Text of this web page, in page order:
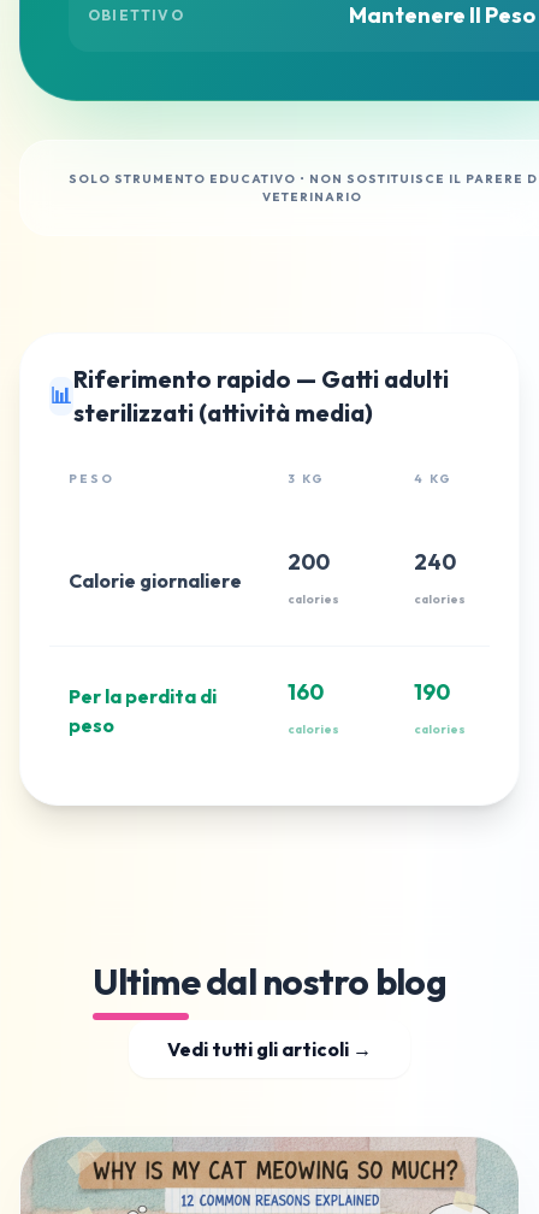
OBIETTIVO Mantenere Il Peso
SOLO STRUMENTO EDUCATIVO • NON SOSTITUISCE IL PARERE
VETERINARIO
📊
Riferimento rapido — Gatti adulti
sterilizzati (attività media)
PESO 3 KG 4 KG
Calorie giornaliere
200
calories
240
calories
Per la perdita di
peso
160
calories
190
calories
Ultime dal nostro blog
Vedi tutti gli articoli →